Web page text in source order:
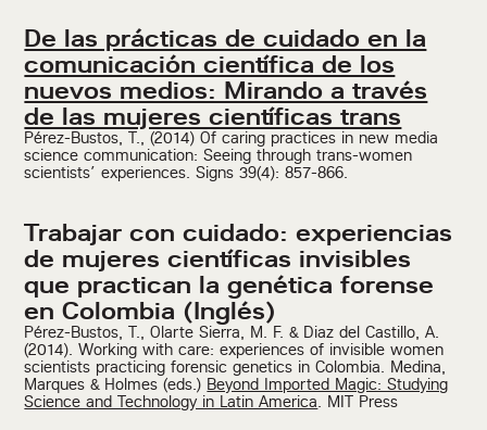
De las prácticas de cuidado en la
comunicación científica de los
nuevos medios: Mirando a través
de las mujeres científicas trans
Pérez-Bustos, T., (2014) Of caring practices in new media
science communication: Seeing through trans-women
scientists’ experiences. Signs 39(4): 857-866.
Trabajar con cuidado: experiencias
de mujeres científicas invisibles
que practican la genética forense
en Colombia (Inglés)
Pérez-Bustos, T., Olarte Sierra, M. F. & Diaz del Castillo, A.
(2014). Working with care: experiences of invisible women
scientists practicing forensic genetics in Colombia. Medina,
Marques & Holmes (eds.) Beyond Imported Magic: Studying
Science and Technology in Latin America . MIT Press